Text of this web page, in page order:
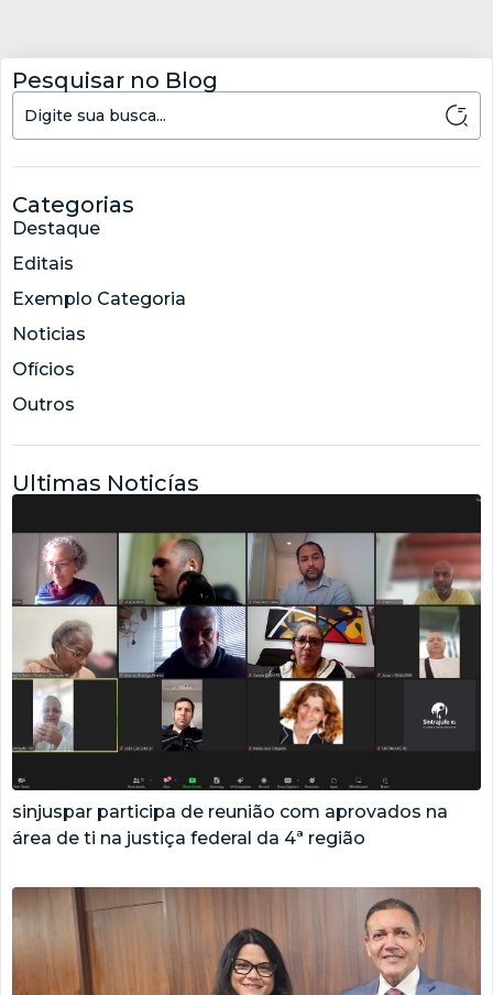
Pesquisar no Blog
Categorias
Destaque
Editais
Exemplo Categoria
Noticias
Ofícios
Outros
Ultimas Noticías
sinjuspar participa de reunião com aprovados na
área de ti na justiça federal da 4ª região